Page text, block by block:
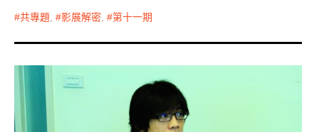
共專題 , 影展解密 , 第十一期